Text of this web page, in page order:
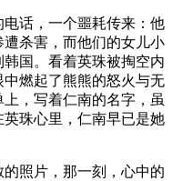
话，一个噩耗传来：他
杀害，而他们的女儿小
国。看着英珠被掏空内
燃起了熊熊的怒火与无
，写着仁南的名字，虽
珠心里，仁南早已是她
照片，那一刻，心中的